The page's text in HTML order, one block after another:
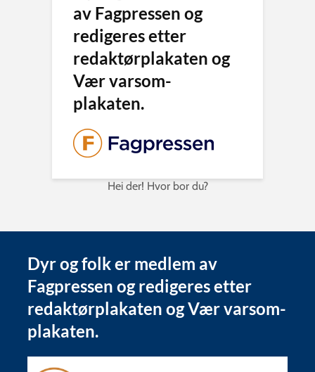
av Fagpressen og
redigeres etter
redaktørplakaten og
Vær varsom-
plakaten.
Hei der! Hvor bor du?
Dyr og folk er medlem av
Fagpressen og redigeres etter
redaktørplakaten og Vær varsom-
plakaten.